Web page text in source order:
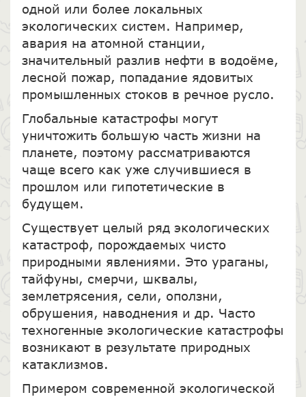
одной или более локальных
экологических систем. Например,
авария на атомной станции,
значительный разлив нефти в водоёме,
лесной пожар, попадание ядовитых
промышленных стоков в речное русло.
Глобальные катастрофы могут
уничтожить большую часть жизни на
планете, поэтому рассматриваются
чаще всего как уже случившиеся в
прошлом или гипотетические в
будущем.
Существует целый ряд экологических
катастроф, порождаемых чисто
природными явлениями. Это ураганы,
тайфуны, смерчи, шквалы,
землетрясения, сели, оползни,
обрушения, наводнения и др. Часто
техногенные экологические катастрофы
возникают в результате природных
катаклизмов.
Примером современной экологической